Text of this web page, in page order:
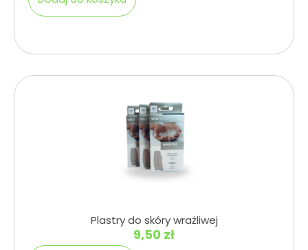
Plastry do skóry wrażliwej
9,50 zł